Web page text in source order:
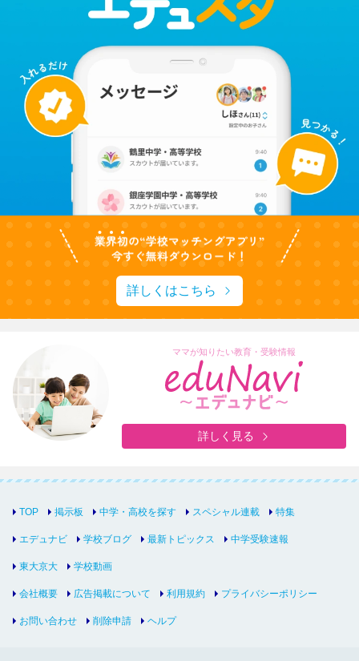
詳しくはこちら
ママが知りたい教育・受験情報
詳しく見る
TOP 掲示板 中学・高校を探す スペシャル連載 特集
エデュナビ 学校ブログ 最新トピックス 中学受験速報
東大京大 学校動画
会社概要 広告掲載について 利用規約 プライバシーポリシー
お問い合わせ 削除申請 ヘルプ